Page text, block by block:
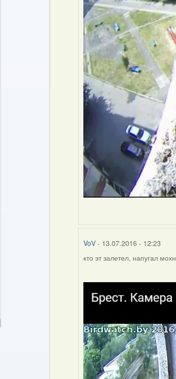
VoV - 13.07.2016 - 12:23
кто эт залетел, напугал